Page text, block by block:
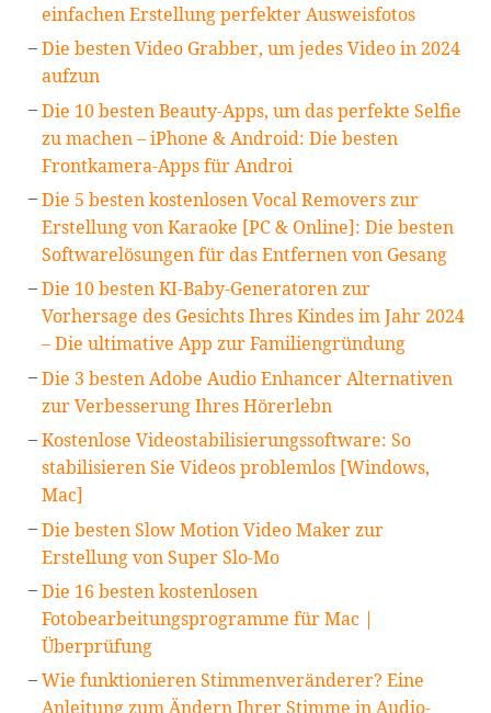
einfachen Erstellung perfekter Ausweisfotos
Die besten Video Grabber, um jedes Video in 2024
aufzun
Die 10 besten Beauty-Apps, um das perfekte Selfie
zu machen – iPhone & Android: Die besten
Frontkamera-Apps für Androi
Die 5 besten kostenlosen Vocal Removers zur
Erstellung von Karaoke [PC & Online]: Die besten
Softwarelösungen für das Entfernen von Gesang
Die 10 besten KI-Baby-Generatoren zur
Vorhersage des Gesichts Ihres Kindes im Jahr 2024
– Die ultimative App zur Familiengründung
Die 3 besten Adobe Audio Enhancer Alternativen
zur Verbesserung Ihres Hörerlebn
Kostenlose Videostabilisierungssoftware: So
stabilisieren Sie Videos problemlos [Windows,
Mac]
Die besten Slow Motion Video Maker zur
Erstellung von Super Slo-Mo
Die 16 besten kostenlosen
Fotobearbeitungsprogramme für Mac |
Überprüfung
Wie funktionieren Stimmenveränderer? Eine
Anleitung zum Ändern Ihrer Stimme in Audio-